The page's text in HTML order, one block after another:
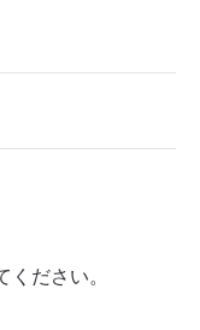
ください。